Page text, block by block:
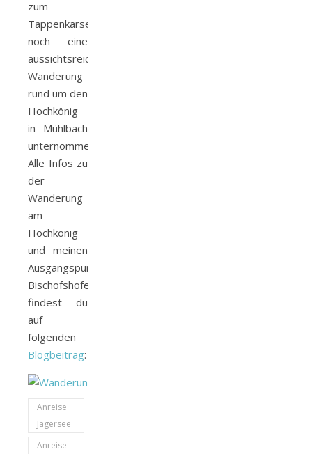
zum
Tappenkarsee
noch eine
aussichtsreiche
Wanderung
rund um den
Hochkönig
in Mühlbach
unternommen.
Alle Infos zu
der
Wanderung
am
Hochkönig
und meinen
Ausgangspunkt
Bischofshofen,
findest du
auf
folgenden
Blogbeitrag:
Anreise
Jägersee
Anreise